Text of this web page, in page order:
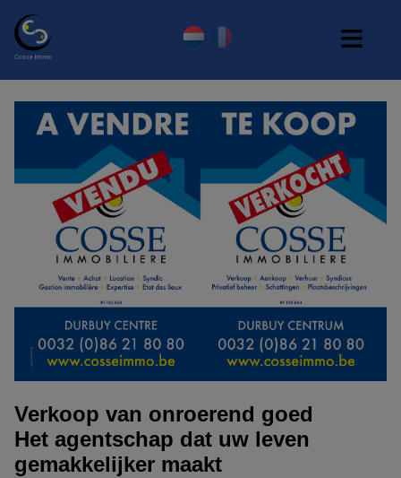
Verkoop van onroerend goed
Het agentschap dat uw leven
gemakkelijker maakt